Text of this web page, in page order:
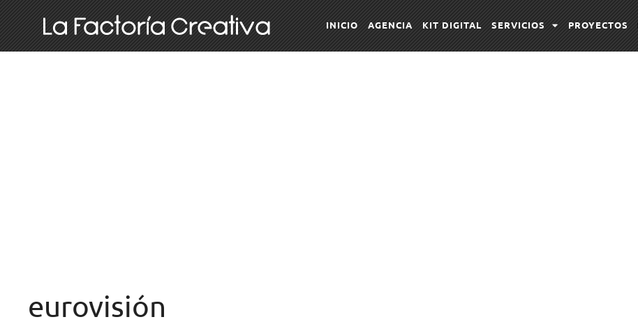
INICIO AGENCIA KIT DIGITAL SERVICIOS PROYECTOS
eurovisión